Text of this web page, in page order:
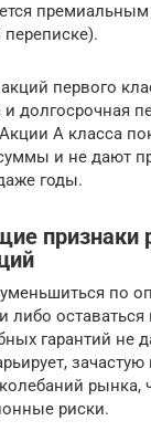
первого
долгосрочная
А класса
и не дают
годы.
признаки
по
либо оставаться
гарантий не
зачастую
рынка,
риски.